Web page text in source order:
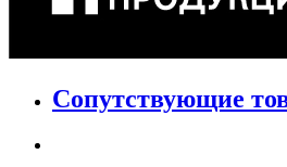
Сопутствующие